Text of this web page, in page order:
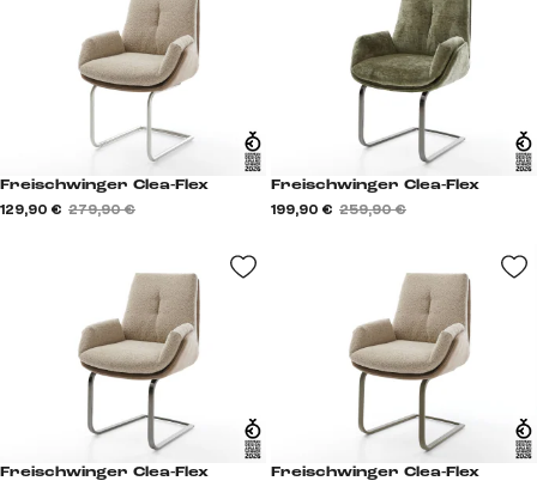
Freischwinger Clea-Flex
129,90 € 279,90 €
Freischwinger Clea-Flex
199,90 € 259,90 €
Freischwinger Clea-Flex Freischwinger Clea-Flex